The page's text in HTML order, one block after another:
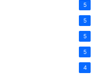
5
5
5
5
4